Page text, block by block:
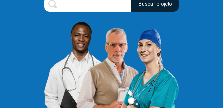
Buscar projeto